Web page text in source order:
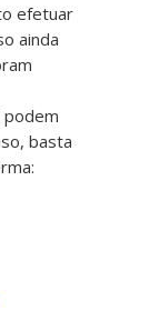
efetuar
ainda
podem
basta